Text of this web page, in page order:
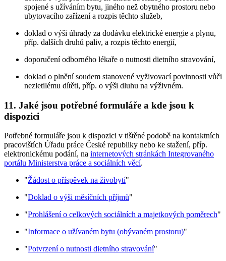
spojené s užíváním bytu, jiného než obytného prostoru nebo
ubytovacího zařízení a rozpis těchto služeb,
doklad o výši úhrady za dodávku elektrické energie a plynu,
příp. dalších druhů paliv, a rozpis těchto energií,
doporučení odborného lékaře o nutnosti dietního stravování,
doklad o plnění soudem stanovené vyživovací povinnosti vůči
nezletilému dítěti, příp. o výši dluhu na výživném.
11. Jaké jsou potřebné formuláře a kde jsou k
dispozici
Potřebné formuláře jsou k dispozici v tištěné podobě na kontaktních
pracovištích Úřadu práce České republiky nebo ke stažení, příp.
elektronickému podání, na internetových stránkách Integrovaného
portálu Ministerstva práce a sociálních věcí.
"Žádost o příspěvek na živobytí"
"Doklad o výši měsíčních příjmů"
"Prohlášení o celkových sociálních a majetkových poměrech"
"Informace o užívaném bytu (obývaném prostoru)"
"Potvrzení o nutnosti dietního stravování"